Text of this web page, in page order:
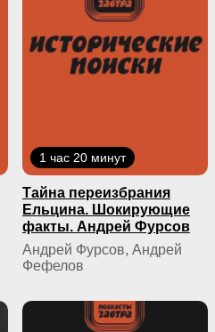
1 час 20 минут
Тайна переизбрания
Ельцина. Шокирующие
факты. Андрей Фурсов
Андрей Фурсов, Андрей
Фефелов